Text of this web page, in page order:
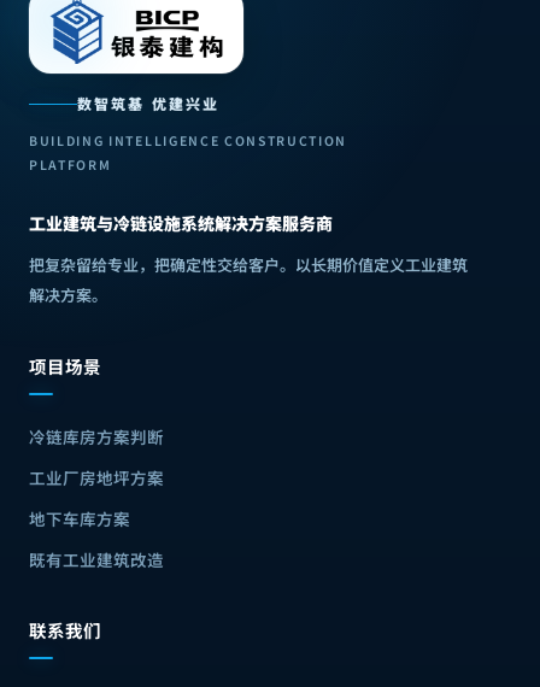
数智筑基 优建兴业
BUILDING INTELLIGENCE CONSTRUCTION
PLATFORM
工业建筑与冷链设施系统解决方案服务商
把复杂留给专业，把确定性交给客户。 以长期价值定义工业建筑
解决方案。
项目场景
冷链库房方案判断
工业厂房地坪方案
地下车库方案
既有工业建筑改造
联系我们